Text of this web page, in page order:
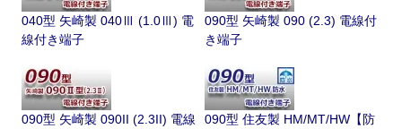
040型 矢崎製 040Ⅲ (1.0Ⅲ) 電
線付き端子
090型 矢崎製 090 (2.3) 電線付
き端子
090型 矢崎製 090II (2.3II) 電線
090型 住友製 HM/MT/HW【防